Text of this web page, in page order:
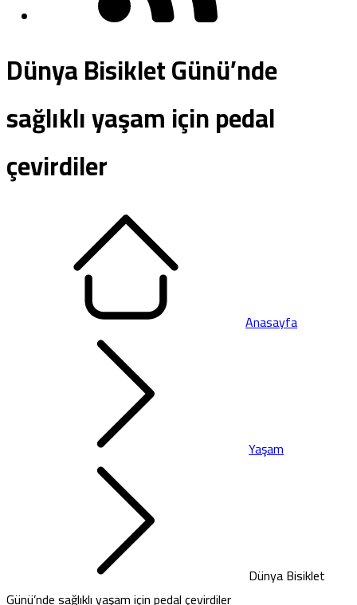
Dünya Bisiklet Günü’nde
sağlıklı yaşam için pedal
çevirdiler
Anasayfa
Yaşam
Dünya Bisiklet
Günü’nde sağlıklı yaşam için pedal çevirdiler